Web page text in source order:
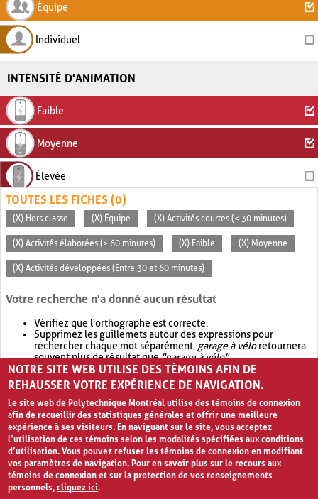
Équipe
Individuel
INTENSITÉ D'ANIMATION
Faible
Moyenne
Élevée
TOUTES LES FICHES (0)
(X) Hors classe (X) Équipe (X) Activités courtes (< 30 minutes)
(X) Activités élaborées (> 60 minutes) (X) Faible (X) Moyenne
(X) Activités développées (Entre 30 et 60 minutes)
Votre recherche n'a donné aucun résultat
Vérifiez que l'orthographe est correcte.
Supprimez les guillemets autour des expressions pour
rechercher chaque mot séparément. garage à véloretournera
souvent plus de résultat que"garage à vélo".
Envisagez d'élargir votre recherche avec OR.garage OR vélo
retournera souvent plus de résultat quegarage à vélo
NOTRE SITE WEB UTILISE DES TÉMOINS AFIN DE
REHAUSSER VOTRE EXPÉRIENCE DE NAVIGATION.
Le site web de Polytechnique Montréal utilise des témoins de connexion
afin de recueillir des statistiques générales et offrir une meilleure
expérience à ses visiteurs. En naviguant sur le site, vous acceptez
l’utilisation de ces témoins selon les modalités spécifiées aux conditions
d’utilisation. Vous pouvez refuser les témoins de connexion en modifiant
vos paramètres de navigation. Pour en savoir plus sur le recours aux
témoins de connexion et sur la protection de vos renseignements
personnels,cliquez ici.